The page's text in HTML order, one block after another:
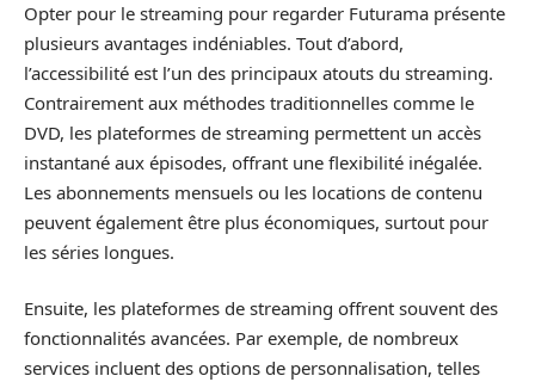
Opter pour le streaming pour regarder Futurama présente
plusieurs avantages indéniables. Tout d’abord,
l’accessibilité est l’un des principaux atouts du streaming.
Contrairement aux méthodes traditionnelles comme le
DVD, les plateformes de streaming permettent un accès
instantané aux épisodes, offrant une flexibilité inégalée.
Les abonnements mensuels ou les locations de contenu
peuvent également être plus économiques, surtout pour
les séries longues.
Ensuite, les plateformes de streaming offrent souvent des
fonctionnalités avancées. Par exemple, de nombreux
services incluent des options de personnalisation, telles